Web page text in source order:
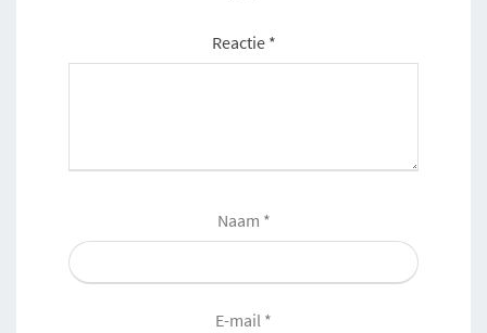
Reactie *
Naam *
E-mail *